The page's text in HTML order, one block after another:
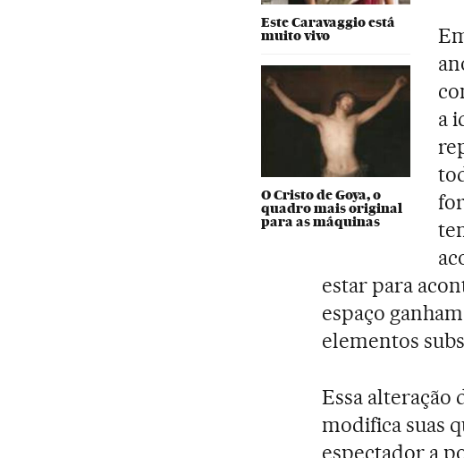
Este Caravaggio está
muito vivo
O Cristo de Goya, o
quadro mais original
para as máquinas
a
estar para
espaço
elementos
Essa alteração
modifica suas
espectador a